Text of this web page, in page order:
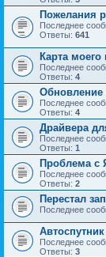
Пожелания
Последнее
Ответы: 641
Карта моего
Последнее
Ответы: 4
Обновление
Последнее
Ответы: 4
Драйвера
Последнее
Ответы: 1
Проблема с
Последнее
Ответы: 2
Перестал
Последнее
Последнее
Ответы: 3